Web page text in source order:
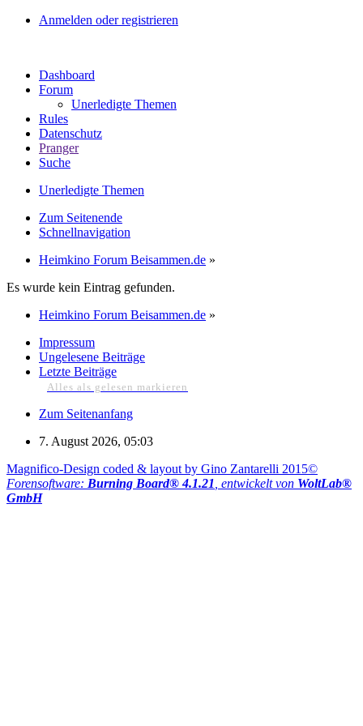
Anmelden oder registrieren
Dashboard
Forum
Unerledigte Themen
Rules
Datenschutz
Pranger
Suche
Unerledigte Themen
Zum Seitenende
Schnellnavigation
Heimkino Forum Beisammen.de »
Es wurde kein Eintrag gefunden.
Heimkino Forum Beisammen.de »
Impressum
Ungelesene Beiträge
Letzte Beiträge
Alles als gelesen markieren
Zum Seitenanfang
7. August 2026, 05:03
Magnifico-Design coded & layout by Gino Zantarelli 2015©
Forensoftware: Burning Board® 4.1.21 , entwickelt von WoltLab®
GmbH